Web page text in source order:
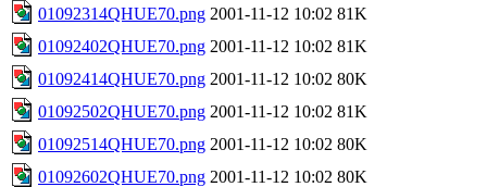
01092314QHUE70.png 2001-11-12 10:02 81K
01092402QHUE70.png 2001-11-12 10:02 81K
01092414QHUE70.png 2001-11-12 10:02 80K
01092502QHUE70.png 2001-11-12 10:02 81K
01092514QHUE70.png 2001-11-12 10:02 80K
01092602QHUE70.png 2001-11-12 10:02 80K